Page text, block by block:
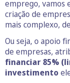
emprego, vamos
criação de
mais complexo,
Ou seja, o apoio
de empresas,
financiar 85%
investimento